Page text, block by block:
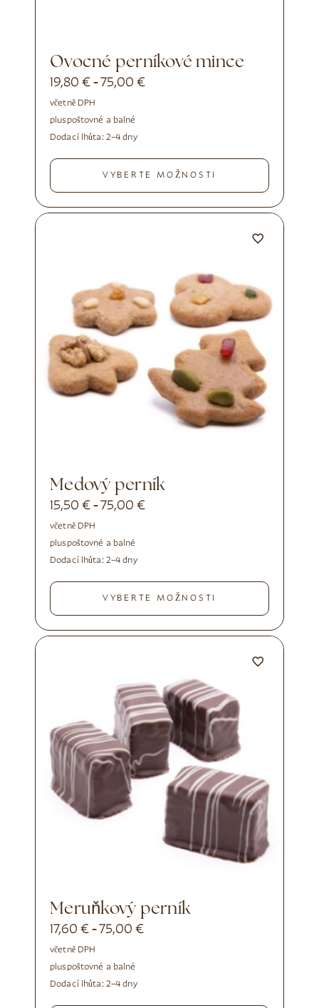
Ovocné perníkové mince
19,80€ -75,00€
včetně DPH
pluspoštovné a balné
Dodací lhůta: 2–4 dny
VYBERTE MOŽNOSTI
Medový perník
15,50€ - 75,00€
včetně DPH
pluspoštovné a balné
Dodací lhůta: 2–4 dny
VYBERTE MOŽNOSTI
Meruňkový perník
17,60€ -75,00€
včetně DPH
pluspoštovné a balné
Dodací lhůta: 2–4 dny